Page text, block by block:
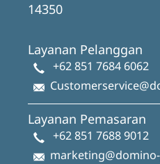
14350
Layanan Pelanggan
+62 851 7684 6062
Layanan Pemasaran
+62 851 7688 9012